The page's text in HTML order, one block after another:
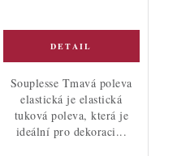
Souplesse Tmavá poleva
elastická je elastická
tuková poleva, která je
ideální pro dekoraci...